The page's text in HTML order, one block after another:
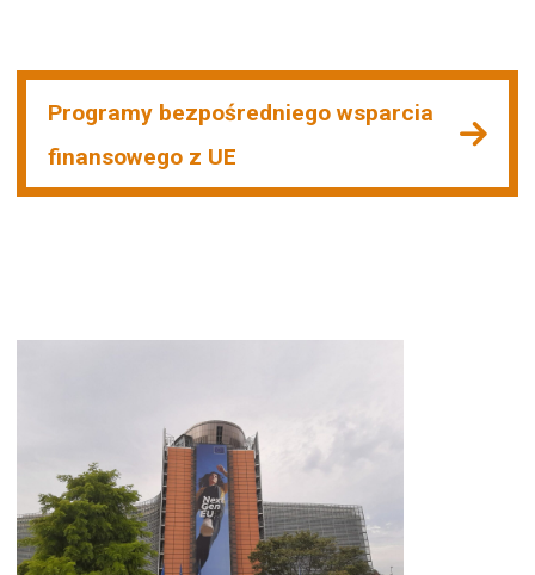
Programy bezpośredniego wsparcia
finansowego z UE